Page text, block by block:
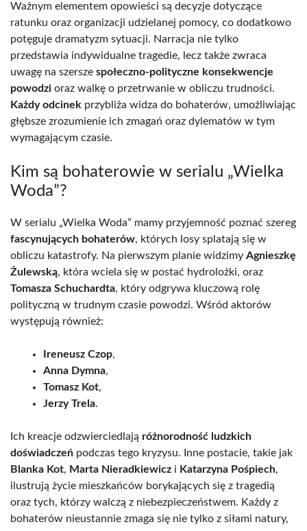
Ważnym elementem opowieści są decyzje dotyczące
ratunku oraz organizacji udzielanej pomocy, co dodatkowo
potęguje dramatyzm sytuacji. Narracja nie tylko
przedstawia indywidualne tragedie, lecz także zwraca
uwagę na szersze społeczno-polityczne konsekwencje
powodzi oraz walkę o przetrwanie w obliczu trudności.
Każdy odcinek przybliża widza do bohaterów, umożliwiając
głębsze zrozumienie ich zmagań oraz dylematów w tym
wymagającym czasie.
Kim są bohaterowie w serialu „Wielka
Woda”?
W serialu „Wielka Woda” mamy przyjemność poznać szereg
fascynujących bohaterów, których losy splatają się w
obliczu katastrofy. Na pierwszym planie widzimy Agnieszkę
Żulewską, która wciela się w postać hydrolożki, oraz
Tomasza Schuchardta, który odgrywa kluczową rolę
polityczną w trudnym czasie powodzi. Wśród aktorów
występują również:
Ireneusz Czop,
Anna Dymna,
Tomasz Kot,
Jerzy Trela.
Ich kreacje odzwierciedlają różnorodność ludzkich
doświadczeń podczas tego kryzysu. Inne postacie, takie jak
Blanka Kot, Marta Nieradkiewicz i Katarzyna Pośpiech,
ilustrują życie mieszkańców borykających się z tragedią
oraz tych, którzy walczą z niebezpieczeństwem. Każdy z
bohaterów nieustannie zmaga się nie tylko z siłami natury,